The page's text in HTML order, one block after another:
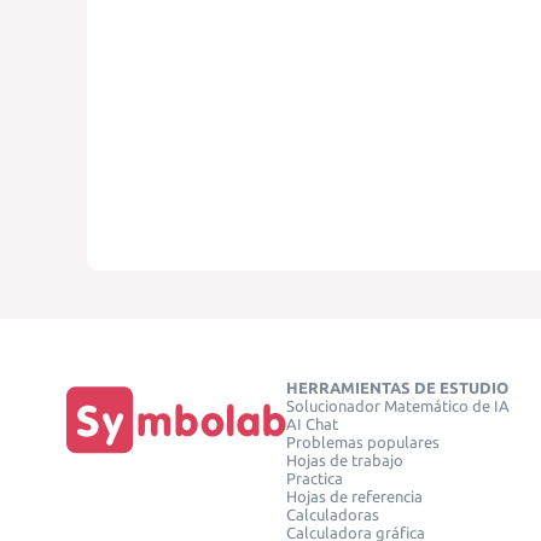
HERRAMIENTAS DE ESTUDIO
Solucionador Matemático de IA
AI Chat
Problemas populares
Hojas de trabajo
Practica
Hojas de referencia
Calculadoras
Calculadora gráfica